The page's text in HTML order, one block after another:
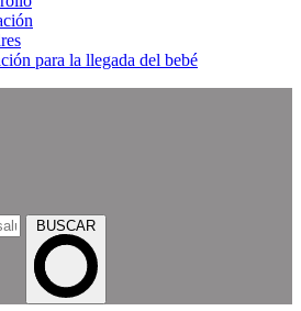
para la llegada del bebé
BUSCAR